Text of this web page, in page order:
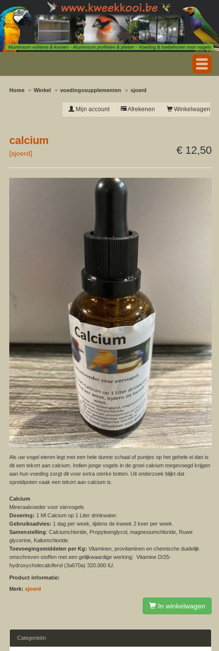
Home Winkel voedingssupplementen sjoerd
Winkelwagen
Afrekenen
Mijn account
€ 12,50
calcium
[sjoerd]
Als uw vogel eieren legt met een hele dunne schaal of puntjes op het gehele ei dan is
dit een tekort aan calcium. Indien jonge vogels in de groei calcium toegevoegd krijgen
aan hun voeding zorgt dit voor extra sterke botten. Uit onderzoek blijkt dat
spreidpoten vaak een tekort aan calcium is.
Calcium
Mineraalvoeder voor siervogels
Dosering: 1 Ml Calcium op 1 Liter drinkwater.
Gebruiksadvies: 1 dag per week, tijdens de kweek 2 keer per week.
Samenstelling: Calciumchloride, Propyleenglycol, magnesiumchloride, Ruwe
glycerine, Kaliumchloride.
Toevoegingsmiddelen per Kg:Vitaminen, provitaminen en chemische duidelijk
omschreven stoffen met een gelijkwaardige werking: Vitamine D/25-
hydroxycholecalciferol (3a670a) 320.000 IU.
Product informatie:
Merk:sjoerd
In winkelwagen
Categorieën